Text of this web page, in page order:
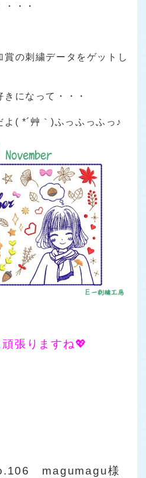
・・
の刺繍データをゲットし
になって・・・
( *´艸｀)ふっふっふっ♪
張りますね💖
magumagu様